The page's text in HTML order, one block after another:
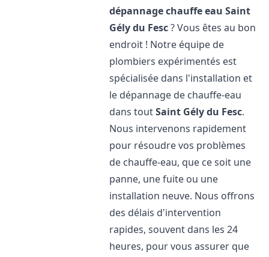
dépannage chauffe eau Saint
Gély du Fesc? Vous êtes au bon
endroit ! Notre équipe de
plombiers expérimentés est
spécialisée dans l'installation et
le dépannage de chauffe-eau
dans toutSaint Gély du Fesc.
Nous intervenons rapidement
pour résoudre vos problèmes
de chauffe-eau, que ce soit une
panne, une fuite ou une
installation neuve. Nous offrons
des délais d'intervention
rapides, souvent dans les 24
heures, pour vous assurer que